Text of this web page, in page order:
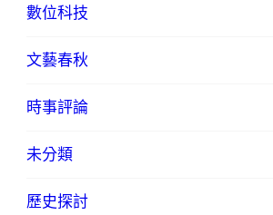
數位科技
文藝春秋
時事評論
未分類
歷史探討